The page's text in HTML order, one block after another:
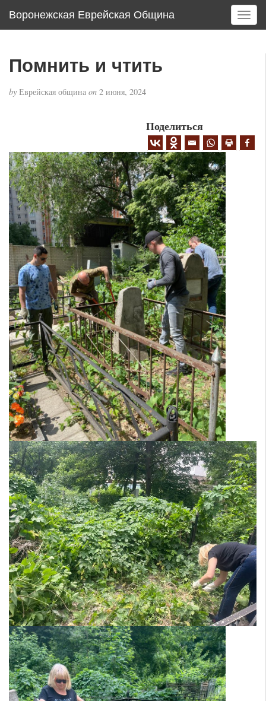
Воронежская Еврейская Община
T
o
i
g
Помнить и чтить
by Еврейская община on 2 июня, 2024
Поделиться